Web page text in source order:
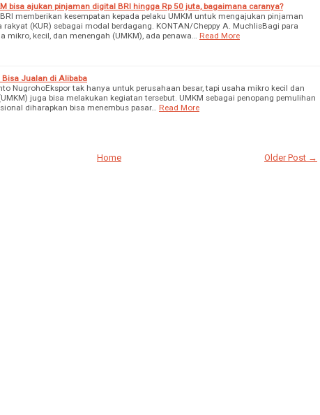
bisa ajukan pinjaman digital BRI hingga Rp 50 juta, bagaimana caranya?
BRI memberikan kesempatan kepada pelaku UMKM untuk mengajukan pinjaman
rakyat (KUR) sebagai modal berdagang. KONTAN/Cheppy A. MuchlisBagi para
mikro, kecil, dan menengah (UMKM), ada penawa…
Read More
Bisa Jualan di Alibaba
NugrohoEkspor tak hanya untuk perusahaan besar, tapi usaha mikro kecil dan
juga bisa melakukan kegiatan tersebut. UMKM sebagai penopang pemulihan
diharapkan bisa menembus pasar…
Read More
Older Post →
Home